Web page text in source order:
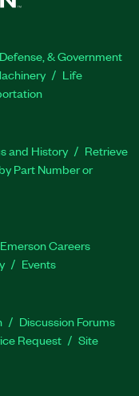
& Government
Life
and History
Retrieve
Part Number or
Emerson Careers
Events
Discussion Forums
Request
Site